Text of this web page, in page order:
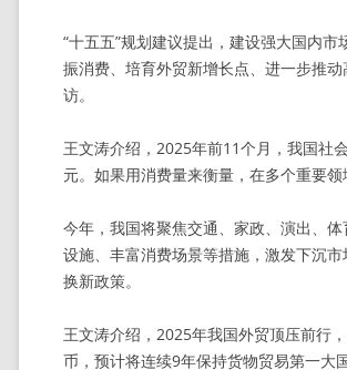
“十五五”规划建议提出，建设强大国内
振消费、培育外贸新增长点、进一步推
访。
王文涛介绍，2025年前11个月，我国社
元。如果用消费量来衡量，在多个重要
今年，我国将聚焦交通、家政、演出、
设施、丰富消费场景等措施，激发下沉
换新政策。
王文涛介绍，2025年我国外贸顶压前行
币，预计将连续9年保持货物贸易第一大